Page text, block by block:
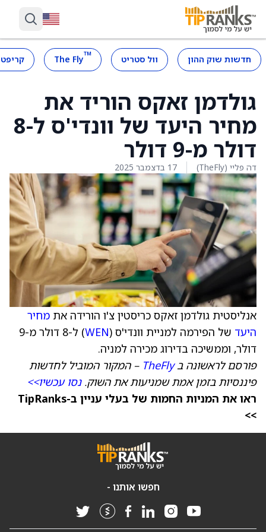
חדשות שוק ההון וול סטריט ™
The Fly
גולדמן זאקס הוריד את
מחיר היעד של וונדי'ס ל-8
דולר מ-9 דולר
דה פליי (TheFly) 17 בדצמבר 2025
אנליסטית גולדמן זאקס כריסטין צ'ו הורידה את מחיר
היעד של הפירמה למניית וונדי'ס (WEN
) ל-8 דולר מ-9
דולר, וממשיכה בדירוג מכירה למניה.
פורסם לראשונה בTheFly – המקור המוביל לחדשות
פיננסיות בזמן אמת שמניעות את השוק.נסו עכשיו>>
ראו את המניות החמות של בעלי עניין ב-TipRanks
>>
חפשו אותנו -